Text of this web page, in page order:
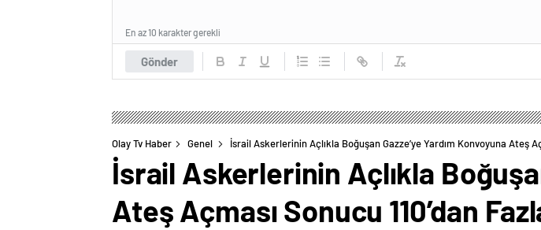
Gönder
En az 10 karakter gerekli
Olay Tv Haber Genel İsrail Askerlerinin Açlıkla Boğuşan Gazze’ye Yardım Konvoyuna Ateş
İsrail Askerlerinin Açlıkla
Ateş Açması Sonucu 110’dan